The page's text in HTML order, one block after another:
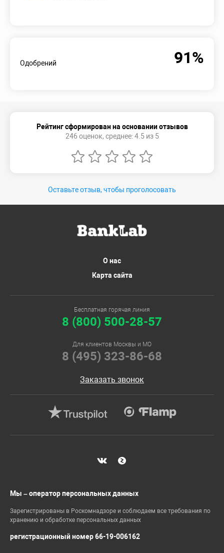
Одобрений 91%
Рейтинг сформирован на основании отзывов
246 оценок, среднее: 4.5 из 5
Оставьте отзыв, чтобы проголосовать
О нас
Карта сайта
Бесплатная горячая линия
8 (800) 500-28-57
Для клиентов Москвы и МО
8 (495) 323-86-68
Заказать звонок
Мы – оператор персональных данных
Зарегистрированы в Роскомнадзоре и соблюдаем все требования по
хранению и обработке персональных данных
регистрационный номер 66-19-006162